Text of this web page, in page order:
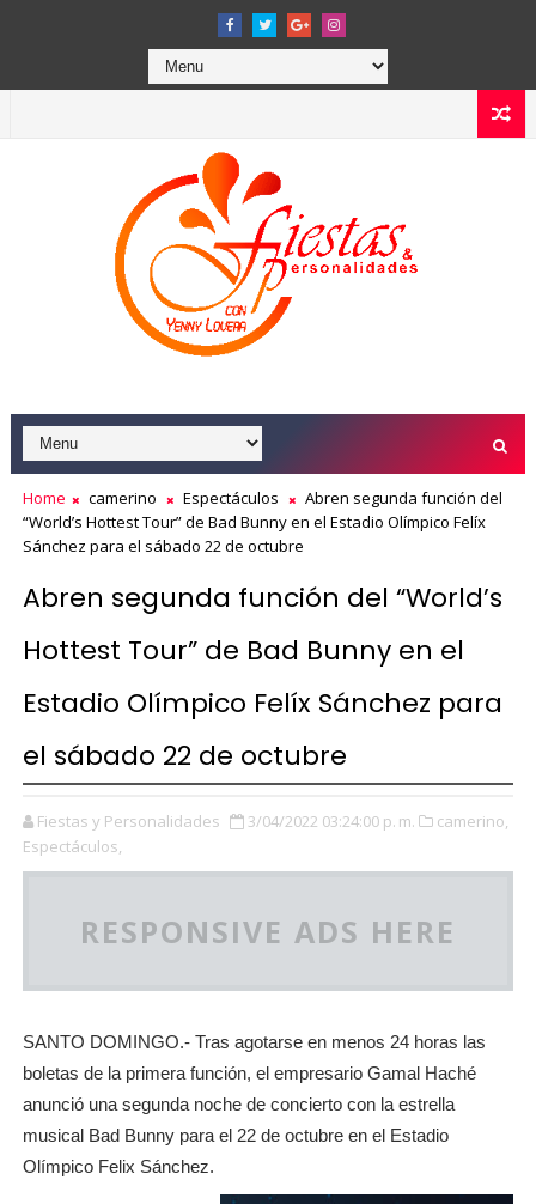
Home camerino Espectáculos
Abren segunda función del
“World’s Hottest Tour” de Bad Bunny en el Estadio Olímpico Felíx
Sánchez para el sábado 22 de octubre
Abren segunda función del “World’s
Hottest Tour” de Bad Bunny en el
Estadio Olímpico Felíx Sánchez para
el sábado 22 de octubre
Fiestas y Personalidades 3/04/2022 03:24:00 p. m.
camerino,
Espectáculos,
RESPONSIVE ADS HERE
SANTO DOMINGO.- Tras agotarse en menos 24 horas las
boletas de la primera función, el empresario Gamal Haché
anunció una segunda noche de concierto con la estrella
musical Bad Bunny para el 22 de octubre en el Estadio
Olímpico Felix Sánchez.